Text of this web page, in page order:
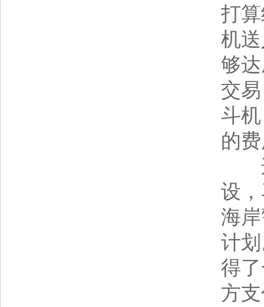
打
机
够
交
斗
的
这
设
海
计
得
方